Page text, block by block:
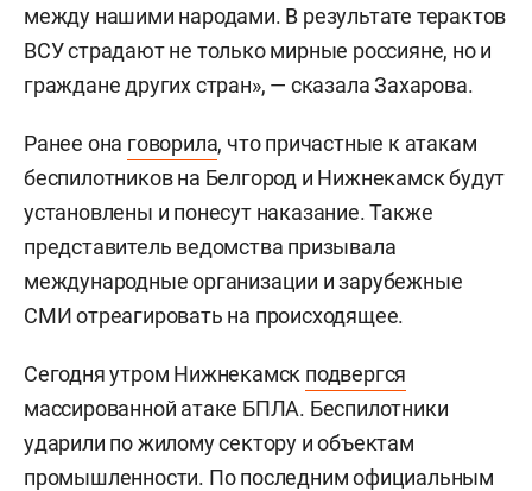
между нашими народами. В результате терактов
ВСУ страдают не только мирные россияне, но и
граждане других стран», — сказала Захарова.
Ранее она говорила, что причастные к атакам
беспилотников на Белгород и Нижнекамск будут
установлены и понесут наказание. Также
представитель ведомства призывала
международные организации и зарубежные
СМИ отреагировать на происходящее.
Сегодня утром Нижнекамск подвергся
массированной атаке БПЛА. Беспилотники
ударили по жилому сектору и объектам
промышленности. По последним официальным